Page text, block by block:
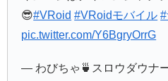
😎#VRoid #VRoidモバイル
pic.twitter.com/Y6BgryOrrG
— わびちゃ🍵スロウダウナ